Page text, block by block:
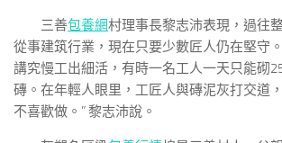
三善包養網村理事長黎志沛表現，過往
從事建筑行業，現在只要少數匠人仍在堅守
講究慢工出細活，有時一名工人一天只能砌
磚。在年輕人眼里，工匠人與磚泥灰打交道
不喜歡做。” 黎志沛說。